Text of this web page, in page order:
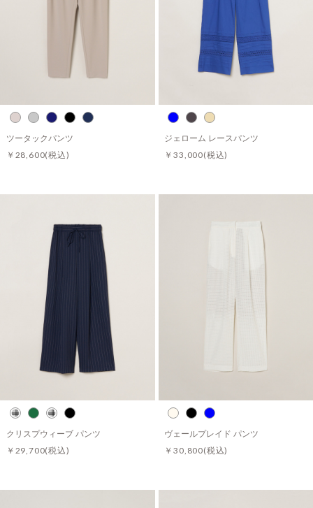
ツータックパンツ
￥28,600(税込)
ジェローム レースパンツ
￥33,000(税込)
クリスプウィーブ パンツ
￥29,700(税込)
ヴェールプレイド パンツ
￥30,800(税込)